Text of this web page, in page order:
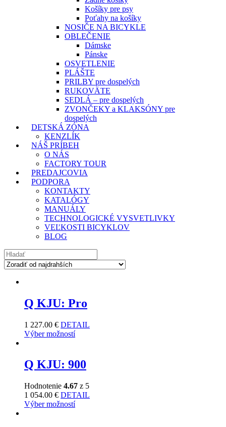
Košíky pre psy
Poťahy na košíky
NOSIČE NA BICYKLE
OBLEČENIE
Dámske
Pánske
OSVETLENIE
PLÁŠTE
PRILBY pre dospelých
RUKOVÄTE
SEDLÁ – pre dospelých
ZVONČEKY a KLAKSÓNY pre
dospelých
DETSKÁ ZÓNA
KENZLÍK
NÁŠ PRÍBEH
O NÁS
FACTORY TOUR
PREDAJCOVIA
PODPORA
KONTAKTY
KATALÓGY
MANUÁLY
TECHNOLOGICKÉ VYSVETLIVKY
VEĽKOSTI BICYKLOV
BLOG
Q KJU: Pro
1 227.00 € DETAIL
Výber možností
Q KJU: 900
Hodnotenie 4.67 z 5
1 054.00 € DETAIL
Výber možností